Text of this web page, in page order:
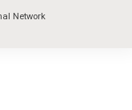
Network